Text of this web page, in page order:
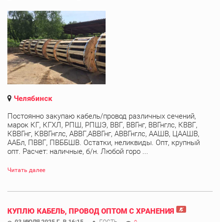
Челябинск
Постоянно закупаю кабель/провод различных сечений,
марок КГ, КГХЛ, РПШ, РПШЭ, ВВГ, ВВГнг, ВВГнглс, КВВГ,
КВВГнг, КВВГнглс, АВВГ,АВВГнг, АВВГнглс, ААШВ, ЦААШВ,
ААБл, ПВВГ, ПВББШВ. Остатки, неликвиды. Опт, крупный
опт. Расчет: наличные, б/н. Любой горо ...
Читать далее
КУПЛЮ КАБЕЛЬ, ПРОВОД ОПТОМ С ХРАНЕНИЯ